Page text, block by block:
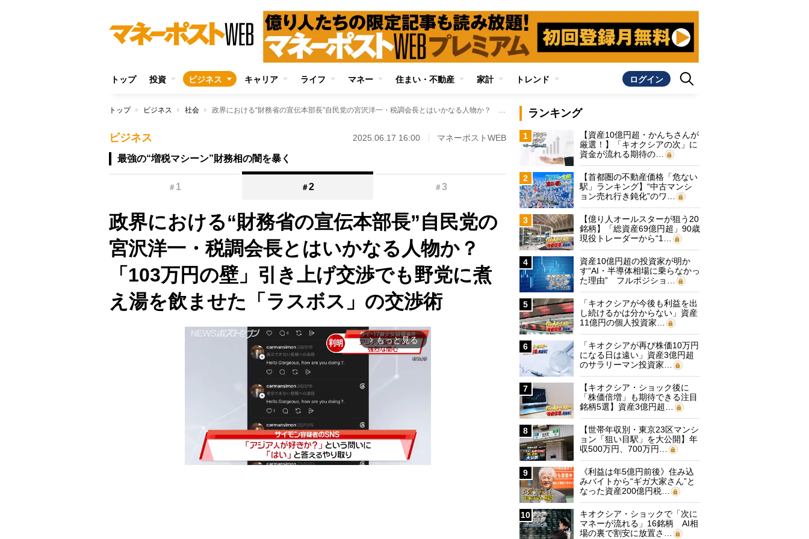
トップ 投資 ビジネス キャリア ライフ マネー 住まい・不動産 家計 トレンド ログイン
トップ ビジネス 社会 政界における“財務省の宣伝本部長”自民党の宮沢洋一・税調会長とはいかなる人物か？ 「103万円の壁」引き上げ交渉でも野党に煮え湯を飲ませた「ラスボス」の交渉術
ビジネス 2025.06.17 16:00 マネーポストWEB
最強の“増税マシーン”財務相の闇を暴く
＃ 1 ＃2 ＃3
政界における“財務省の宣伝本部長”自民党の
宮沢洋一・税調会長とはいかなる人物か？
「103万円の壁」引き上げ交渉でも野党に煮
え湯を飲ませた「ラスボス」の交渉術
arrow_forward_ios もっと見る
ランキング
1
【資産10億円超・かんちさんが
厳選！】「キオクシアの次」に
資金が流れる期待の…
2
【首都圏の不動産価格「危ない
駅」ランキング】“中古マンシ
ョン売れ行き鈍化”のワ…
3
【億り人オールスターが狙う20
銘柄】「総資産69億円超」90歳
現役トレーダーから“1…
4
資産10億円超の投資家が明か
す“AI・半導体相場に乗らなかっ
た理由” フルポジショ…
5
「キオクシアが今後も利益を出
し続けるかは分からない」資産
11億円の個人投資家…
6
「キオクシアが再び株価10万円
になる日は遠い」資産3億円超
のサラリーマン投資家…
7
【キオクシア・ショック後に
「株価倍増」も期待できる注目
銘柄5選】資産3億円超…
8
【世帯年収別・東京23区マンシ
ョン「狙い目駅」を大公開】年
収500万円、700万円…
9
《利益は年5億円前後》住み込
みバイトから“ギガ大家さん”と
なった資産200億円税…
10
キオクシア・ショックで「次に
マネーが流れる」16銘柄 AI相
場の裏で割安に放置さ…